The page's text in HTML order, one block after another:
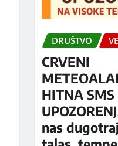
DRUŠTVO
CRVENI
HITNA SMS
nas